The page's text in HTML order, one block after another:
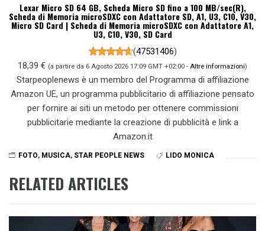
Lexar Micro SD 64 GB, Scheda Micro SD fino a 100 MB/sec(R),
Scheda di Memoria microSDXC con Adattatore SD, A1, U3, C10, V30,
Micro SD Card | Scheda di Memoria microSDXC con Adattatore A1,
U3, C10, V30, SD Card
(47531406)
18,39 € (a partire da 6 Agosto 2026 17:09 GMT +02:00 - Altre informazioni)
Starpeoplenews è un membro del Programma di affiliazione
Amazon UE, un programma pubblicitario di affiliazione pensato
per fornire ai siti un metodo per ottenere commissioni
pubblicitarie mediante la creazione di pubblicità e link a
Amazon.it
FOTO, MUSICA, STAR PEOPLE NEWS LIDO MONICA
RELATED ARTICLES